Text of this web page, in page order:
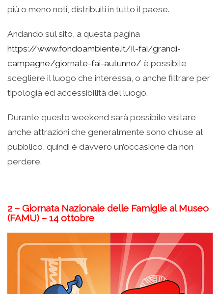
più o meno noti, distribuiti in tutto il paese.
Andando sul sito, a questa pagina
https://www.fondoambiente.it/il-fai/grandi-
campagne/giornate-fai-autunno/ è possibile
scegliere il luogo che interessa, o anche filtrare per
tipologia ed accessibilità del luogo.
Durante questo weekend sarà possibile visitare
anche attrazioni che generalmente sono chiuse al
pubblico, quindi è davvero un’occasione da non
perdere.
2 – Giornata Nazionale delle Famiglie al Museo
(FAMU) – 14 ottobre